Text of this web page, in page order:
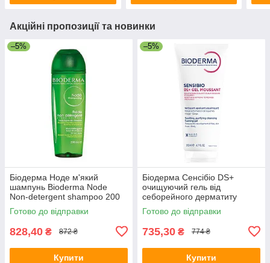
Акційні пропозиції та новинки
–5%
Біодерма Ноде м'який
шампунь Bioderma Node
Non-detergent shampoo 200
мл
Готово до відправки
828,40 ₴ 872 ₴
Купити
–5%
Біодерма Сенсібіо DS+
очищуючий гель від
себорейного дерматиту
Bioderma Sensibio DS+ gel
200 мл
Готово до відправки
735,30 ₴ 774 ₴
Купити